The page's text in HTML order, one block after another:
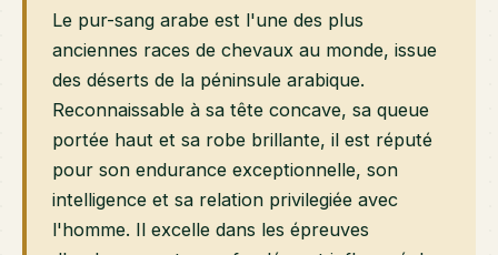
Le pur-sang arabe est l'une des plus
anciennes races de chevaux au monde, issue
des déserts de la péninsule arabique.
Reconnaissable à sa tête concave, sa queue
portée haut et sa robe brillante, il est réputé
pour son endurance exceptionnelle, son
intelligence et sa relation privilegiée avec
l'homme. Il excelle dans les épreuves